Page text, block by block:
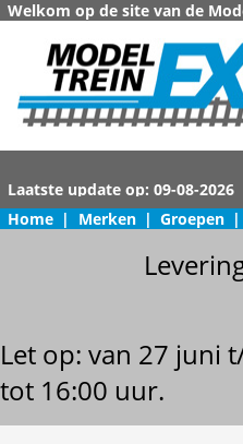
Welkom op de site van de
Home | Merken | Groepen |
Let op: van 27 juni
tot 16:00 uur.